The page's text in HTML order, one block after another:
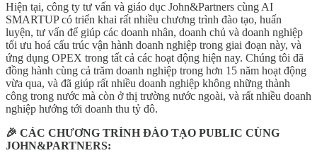
Hiện tại, công ty tư vấn và giáo dục John&Partners cùng AI
SMARTUP có triển khai rất nhiều chương trình đào tạo, huấn
luyện, tư vấn để giúp các doanh nhân, doanh chủ và doanh nghiệp
tối ưu hoá cấu trúc vận hành doanh nghiệp trong giai đoạn này, và
ứng dụng OPEX trong tất cả các hoạt động hiện nay. Chúng tôi đã
đồng hành cùng cả trăm doanh nghiệp trong hơn 15 năm hoạt động
vừa qua, và đã giúp rất nhiều doanh nghiệp không những thành
công trong nước mà còn ở thị trường nước ngoài, và rất nhiều doanh
nghiệp hướng tới doanh thu tỷ đô.
🎉 CÁC CHƯƠNG TRÌNH ĐÀO TẠO PUBLIC CÙNG
JOHN&PARTNERS: